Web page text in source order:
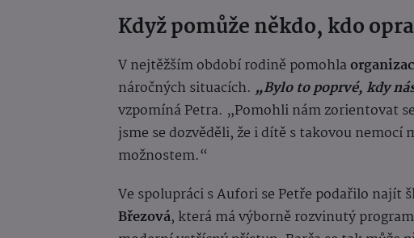
Když pomůže někdo, kdo
V nejtěžším období rodině pomohla
náročných situacích. „Bylo to poprvé, kdy
vzpomíná Petra. „Pomohli nám zorientovat
jsme se dozvěděli, že i dítě s takovou
možnostem.“
Ve spolupráci s Aufori se Petře podařilo najít
Březová, která má výborně rozvinutý